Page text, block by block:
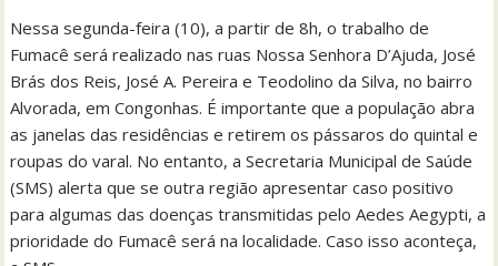
Nessa segunda-feira (10), a partir de 8h, o trabalho de
Fumacê será realizado nas ruas Nossa Senhora D’Ajuda, José
Brás dos Reis, José A. Pereira e Teodolino da Silva, no bairro
Alvorada, em Congonhas. É importante que a população abra
as janelas das residências e retirem os pássaros do quintal e
roupas do varal. No entanto, a Secretaria Municipal de Saúde
(SMS) alerta que se outra região apresentar caso positivo
para algumas das doenças transmitidas pelo Aedes Aegypti, a
prioridade do Fumacê será na localidade. Caso isso aconteça,